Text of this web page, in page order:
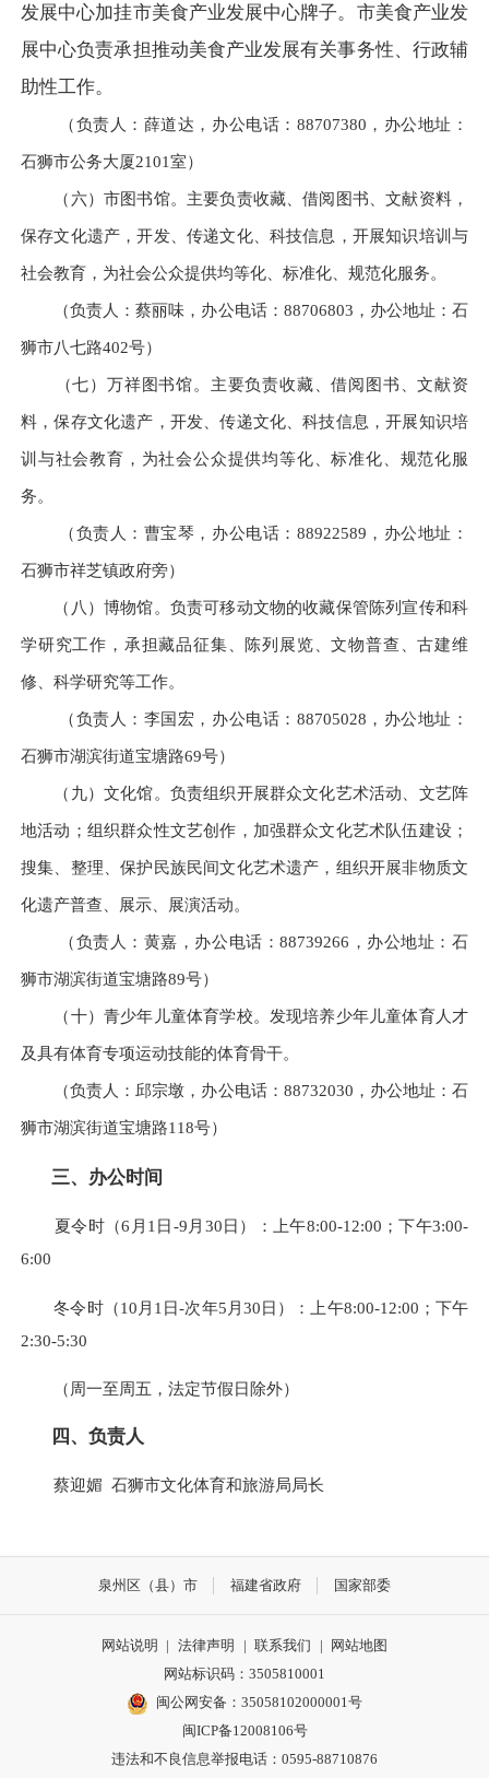
发展中心加挂市美食产业发展中心牌子。市美食产业发
展中心负责承担推动美食产业发展有关事务性、行政辅
助性工作。
（负责人：薛道达，办公电话：88707380，办公地址：
石狮市公务大厦2101室）
（六）市图书馆。 主要负责收藏、借阅图书、文献资料，
保存文化遗产，开发、传递文化、科技信息，开展知识培训与
社会教育，为社会公众提供均等化、标准化、规范化服务。
（负责人：蔡丽味，办公电话：88706803，办公地址：石
狮市八七路402号）
（七）万祥图书馆。 主要负责收藏、借阅图书、文献资
料，保存文化遗产，开发、传递文化、科技信息，开展知识培
训与社会教育，为社会公众提供均等化、标准化、规范化服
务。
（负责人：曹宝琴，办公电话：88922589，办公地址：
石狮市祥芝镇政府旁）
（八）博物馆。 负责可移动文物的收藏保管陈列宣传和科
学研究工作，承担藏品征集、陈列展览、文物普查、古建维
修、科学研究等工作。
（负责人：李国宏，办公电话：88705028，办公地址：
石狮市湖滨街道宝塘路69号）
（九）文化馆。 负责组织开展群众文化艺术活动、文艺阵
地活动；组织群众性文艺创作，加强群众文化艺术队伍建设；
搜集、整理、保护民族民间文化艺术遗产，组织开展非物质文
化遗产普查、展示、展演活动。
（负责人：黄嘉，办公电话：88739266，办公地址：石
狮市湖滨街道宝塘路89号）
（十）青少年儿童体育学校。发现培养少年儿童体育人才
及具有体育专项运动技能的体育骨干。
（负责人：邱宗墩，办公电话：88732030，办公地址：石
狮市湖滨街道宝塘路118号）
三、办公时间
夏令时（6月1日-9月30日）：上午8:00-12:00；下午3:00-
6:00
冬令时（10月1日-次年5月30日）：上午8:00-12:00；下午
2:30-5:30
（周一至周五，法定节假日除外）
四、负责人
蔡迎媚 石狮市文化体育和旅游局局长
泉州区（县）市 福建省政府 国家部委
网站说明 | 法律声明 | 联系我们 |
网站地图
网站标识码：3505810001
闽公网安备：35058102000001号
闽ICP备12008106号
违法和不良信息举报电话：0595-88710876